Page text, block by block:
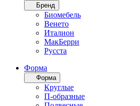
Бренд
Биомебель
Венето
Италион
МакБерри
Русста
Форма
Форма
Круглые
П-образные